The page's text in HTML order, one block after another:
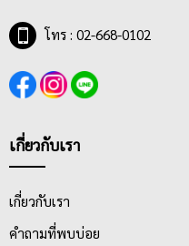
โทร : 02-668-0102
เกี่ยวกับเรา
เกี่ยวกับเรา
คำถามที่พบบ่อย